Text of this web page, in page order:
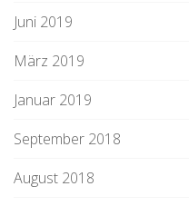
Juni 2019
März 2019
Januar 2019
September 2018
August 2018